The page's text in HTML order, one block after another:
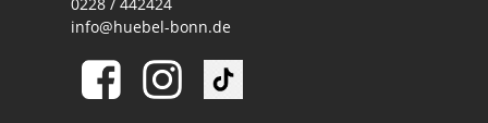
info@huebel-bonn.de